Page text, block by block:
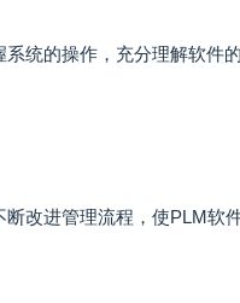
统的操作，充分理解软件
改进管理流程，使PLM软